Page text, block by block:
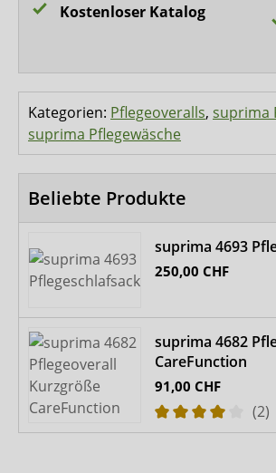
Kostenloser Katalog
Kategorien: Pflegeoveralls, suprima
suprima Pflegewäsche
Beliebte Produkte
suprima 4693
250,00 CHF
suprima 4682
CareFunction
91,00 CHF
(2)